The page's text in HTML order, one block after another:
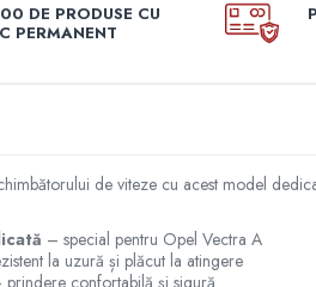
DE PRODUSE CU
PERMANENT
de viteze cu acest model
– special pentru Opel Vectra A
la uzură și plăcut la atingere
prindere confortabilă și sigură